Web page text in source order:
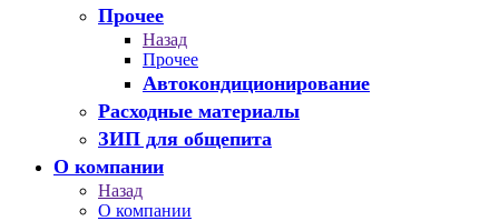
Прочее
Назад
Прочее
Автокондиционирование
Расходные материалы
ЗИП для общепита
О компании
Назад
О компании